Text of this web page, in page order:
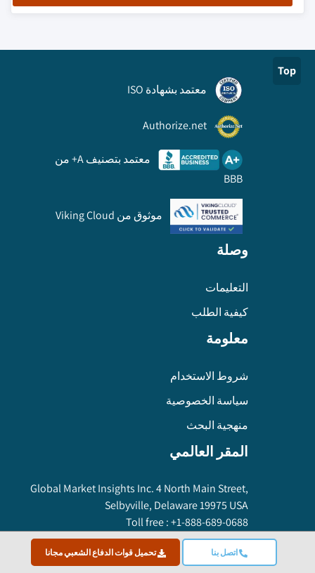
اتصل بنا تحميل قوات الدفاع الشعبي مجانا
Top
معتمد بشهادة ISO
Authorize.net
معتمد بتصنيف A+ من
BBB
موثوق من Viking Cloud
وصلة
التعليمات
كيفية الطلب
معلومة
شروط الاستخدام
سياسة الخصوصية
منهجية البحث
المقر العالمي
Global Market Insights Inc. 4 North Main Street,
Selbyville, Delaware 19975 USA
Toll free :+1-888-689-0688
USA :+1-302-846-7766
APAC :
+65-3129-7718